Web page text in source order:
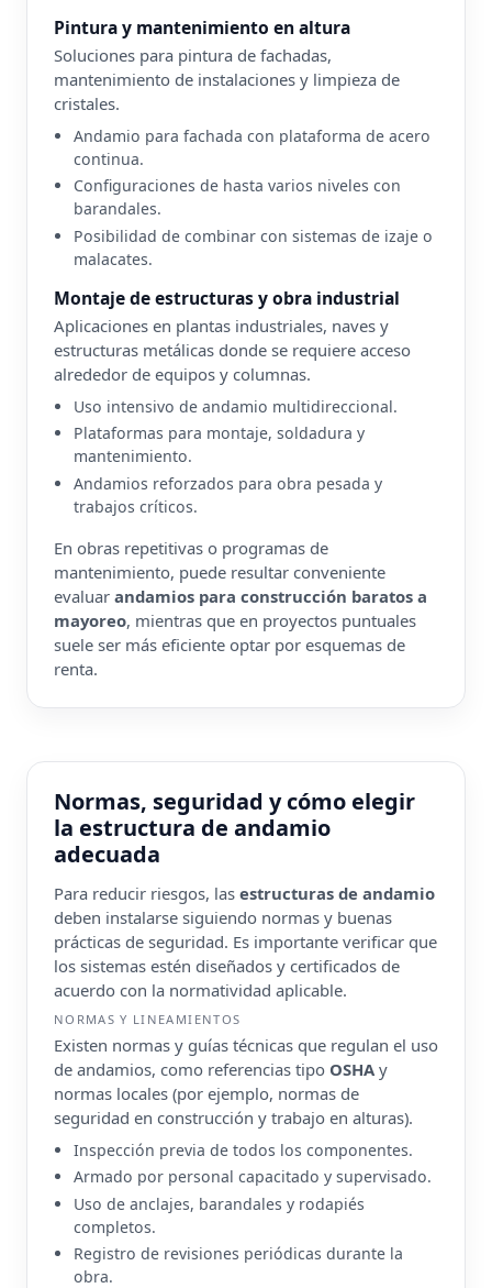
Pintura y mantenimiento en altura
Soluciones para pintura de fachadas,
mantenimiento de instalaciones y limpieza de
cristales.
Andamio para fachada con plataforma de acero
continua.
Configuraciones de hasta varios niveles con
barandales.
Posibilidad de combinar con sistemas de izaje o
malacates.
Montaje de estructuras y obra industrial
Aplicaciones en plantas industriales, naves y
estructuras metálicas donde se requiere acceso
alrededor de equipos y columnas.
Uso intensivo de andamio multidireccional.
Plataformas para montaje, soldadura y
mantenimiento.
Andamios reforzados para obra pesada y
trabajos críticos.
En obras repetitivas o programas de
mantenimiento, puede resultar conveniente
evaluar andamios para construcción baratos a
mayoreo, mientras que en proyectos puntuales
suele ser más eficiente optar por esquemas de
renta.
Normas, seguridad y cómo elegir
la estructura de andamio
adecuada
Para reducir riesgos, las estructuras de andamio
deben instalarse siguiendo normas y buenas
prácticas de seguridad. Es importante verificar que
los sistemas estén diseñados y certificados de
acuerdo con la normatividad aplicable.
NORMAS Y LINEAMIENTOS
Existen normas y guías técnicas que regulan el uso
de andamios, como referencias tipo OSHA y
normas locales (por ejemplo, normas de
seguridad en construcción y trabajo en alturas).
Inspección previa de todos los componentes.
Armado por personal capacitado y supervisado.
Uso de anclajes, barandales y rodapiés
completos.
Registro de revisiones periódicas durante la
obra.